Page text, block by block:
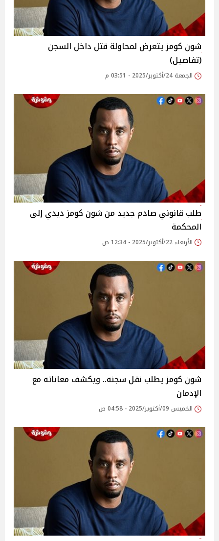
شون كومز يتعرض لمحاولة قتل داخل السجن
(تفاصيل)
الجمعة 24/أكتوبر/2025 - 03:51 م
طلب قانوني صادم جديد من شون كومز ديدي إلى
المحكمة
الأربعاء 22/أكتوبر/2025 - 12:34 ص
شون كومز يطلب نقل سجنه.. ويكشف معاناته مع
الإدمان
الخميس 09/أكتوبر/2025 - 04:58 ص